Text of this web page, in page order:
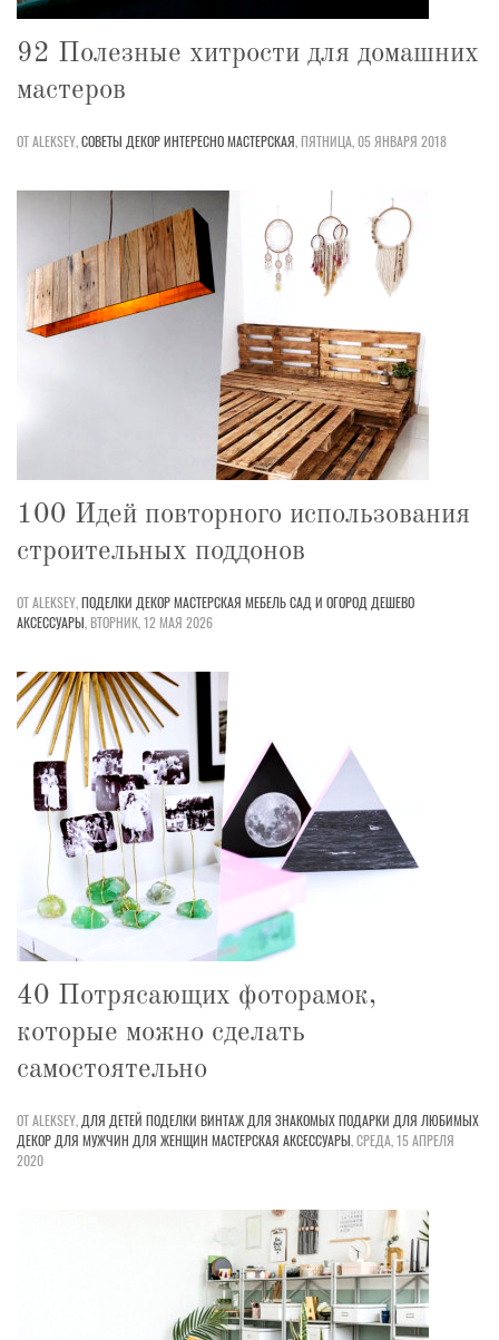
92 Полезные хитрости для домашних
мастеров
ОТ ALEKSEY,СОВЕТЫ ДЕКОРИНТЕРЕСНОМАСТЕРСКАЯ,ПЯТНИЦА, 05 ЯНВАРЯ 2018
100 Идей повторного использования
строительных поддонов
ОТ ALEKSEY,ПОДЕЛКИ ДЕКОРМАСТЕРСКАЯ МЕБЕЛЬСАД И ОГОРОД ДЕШЕВО
АКСЕССУАРЫ,ВТОРНИК, 12 МАЯ 2026
40 Потрясающих фоторамок,
которые можно сделать
самостоятельно
ОТ ALEKSEY, ДЛЯ ДЕТЕЙ ПОДЕЛКИ ВИНТАЖ ДЛЯ ЗНАКОМЫХПОДАРКИ ДЛЯ ЛЮБИМЫХ
ДЕКОР ДЛЯ МУЖЧИН ДЛЯ ЖЕНЩИН МАСТЕРСКАЯ АКСЕССУАРЫ,СРЕДА, 15 АПРЕЛЯ
2020